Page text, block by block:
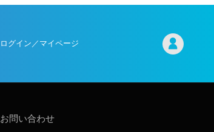
ログイン／マイページ
お問い合わせ